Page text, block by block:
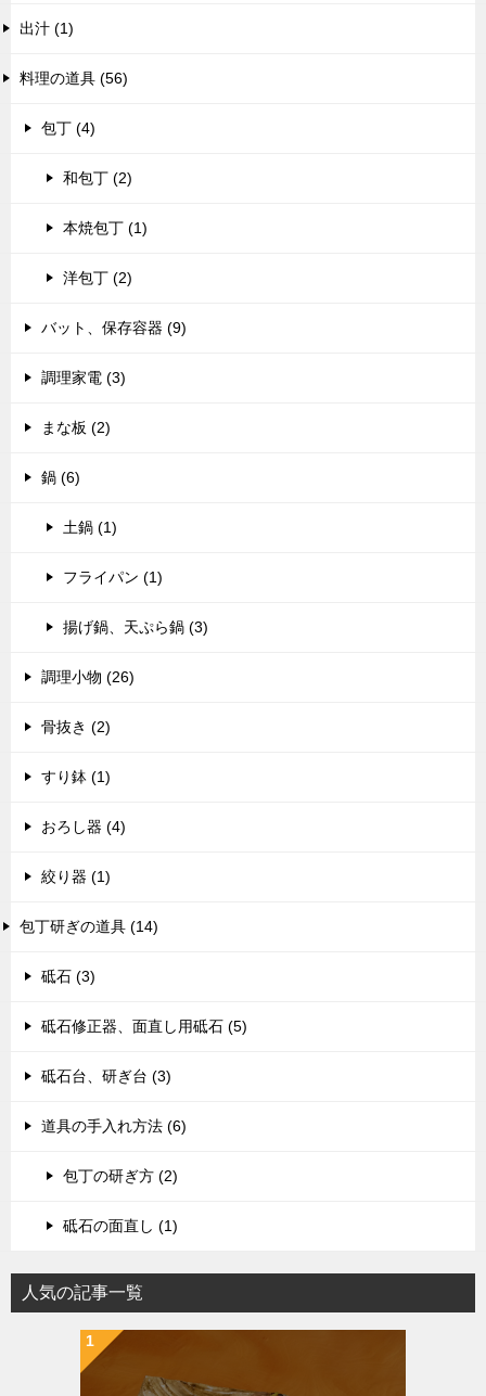
出汁 (1)
料理の道具 (56)
包丁 (4)
和包丁 (2)
本焼包丁 (1)
洋包丁 (2)
バット、保存容器 (9)
調理家電 (3)
まな板 (2)
鍋 (6)
土鍋 (1)
フライパン (1)
揚げ鍋、天ぷら鍋 (3)
調理小物 (26)
骨抜き (2)
すり鉢 (1)
おろし器 (4)
絞り器 (1)
包丁研ぎの道具 (14)
砥石 (3)
砥石修正器、面直し用砥石 (5)
砥石台、研ぎ台 (3)
道具の手入れ方法 (6)
包丁の研ぎ方 (2)
砥石の面直し (1)
人気の記事一覧